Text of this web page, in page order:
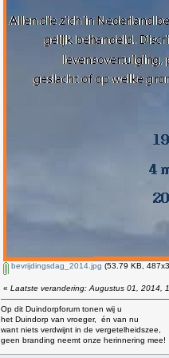
bevrijdingsdag_2014.jpg (53.79 KB,
« Laatste verandering: Augustus 01, 2014,
Op dit Duindorpforum tonen wij u
het Duindorp van vroeger, én van nu
want niets verdwijnt in de vergetelheidszee,
geen branding neemt onze herinnering mee!